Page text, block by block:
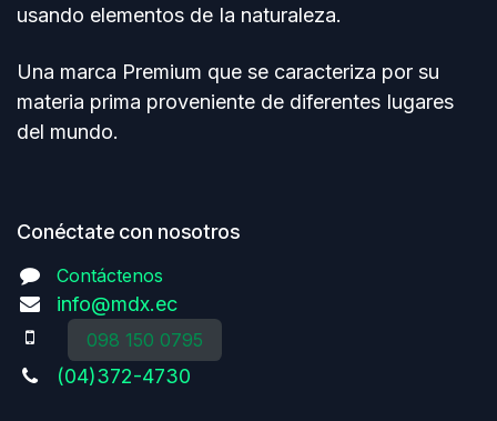
usando elementos de Ia naturaleza.
Una marca Premium que se caracteriza por su
materia prima proveniente de diferentes Iugares
del mundo.
Conéctate con nosotros
Contáctenos
info@mdx.ec
098 150 0795
(04)372-4730